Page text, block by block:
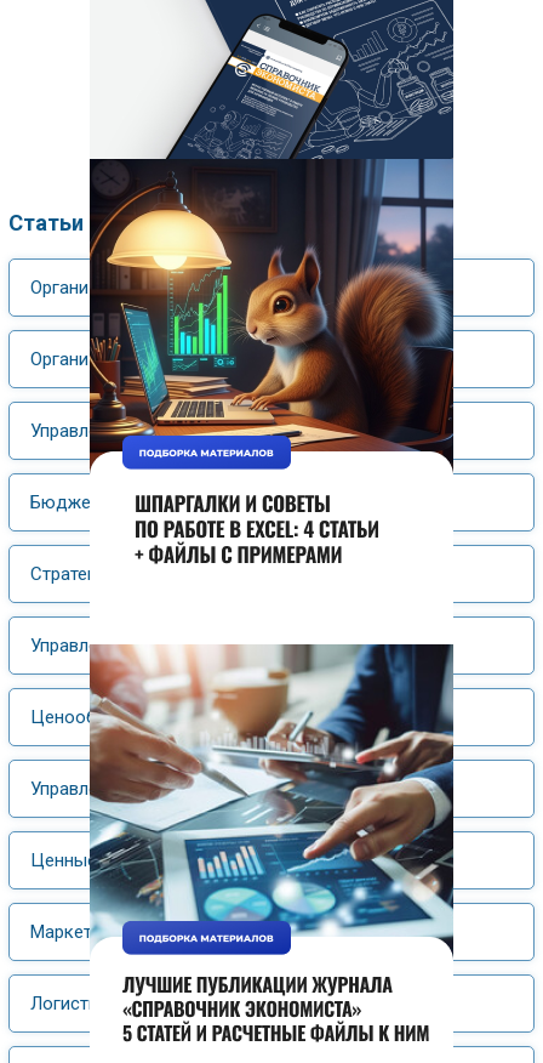
Статьи по рубрикам
Организация управления, управленческий учет
Организация производственной деятельности
Управление финансами
Бюджетирование
Стратегический менеджмент
Управление затратами
Ценообразование
Управление материальными ресурсами
Ценные бумаги
Маркетинг
Логистика